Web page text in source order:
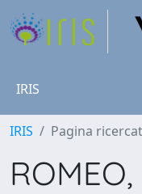
IRIS
IRIS Pagina